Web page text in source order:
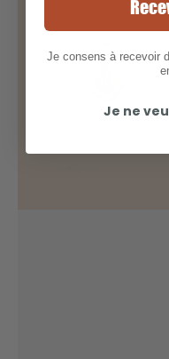
Je consens à recevoir
Je ne